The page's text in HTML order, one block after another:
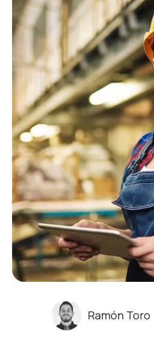
Ramón Toro